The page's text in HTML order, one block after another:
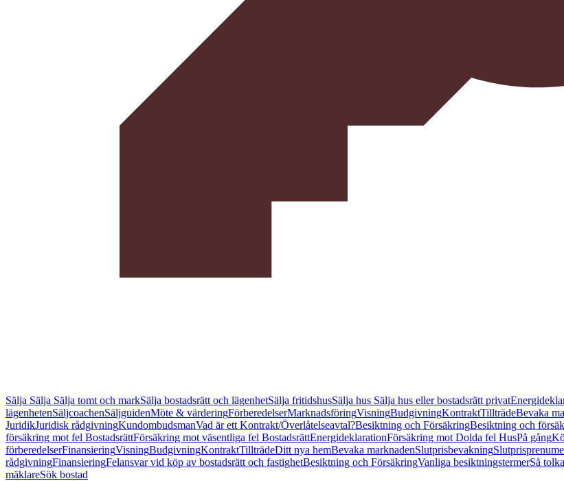
Sälja Sälja Sälja tomt och markSälja bostadsrätt och lägenhetSälja fritidshusSälja hus Sälja hus eller bostadsrätt privat
lägenhetenSäljcoachenSäljguidenMöte & värderingFörberedelserMarknadsföringVisningBudgivningKontraktTillträdeBevaka
JuridikJuridisk rådgivningKundombudsmanVad är ett Kontrakt/Överlåtelseavtal?Besiktning och FörsäkringBesiktning och
försäkring mot fel BostadsrättFörsäkring mot väsentliga fel BostadsrättEnergideklarationFörsäkring mot Dolda fel HusPå gång
förberedelserFinansieringVisningBudgivningKontraktTillträdeDitt nya hemBevaka marknadenSlutprisbevakning
rådgivningFinansieringFelansvar vid köp av bostadsrätt och fastighetBesiktning och FörsäkringVanliga besiktningstermerSå
mäklareSök bostad